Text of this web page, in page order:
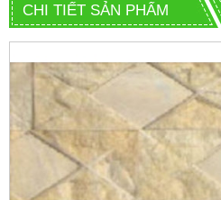
CHI TIẾT SẢN PHẨM